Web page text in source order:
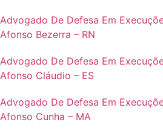
Advogado De Defesa Em
Afonso Bezerra – RN
Advogado De Defesa Em
Afonso Cláudio – ES
Advogado De Defesa Em
Afonso Cunha – MA